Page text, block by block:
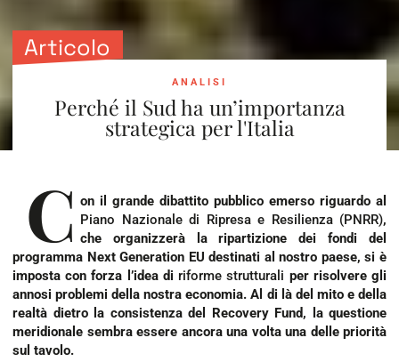
Articolo
ANALISI
Perché il Sud ha un’importanza
strategica per l'Italia
C on il grande dibattito pubblico emerso riguardo al
Piano Nazionale di Ripresa e Resilienza (PNRR),
che organizzerà la ripartizione dei fondi del
programma Next Generation EU destinati al nostro paese, si è
imposta con forza l’idea di riforme strutturali per risolvere gli
annosi problemi della nostra economia. Al di là del mito e della
realtà dietro la consistenza del Recovery Fund, la questione
meridionale sembra essere ancora una volta una delle priorità
sul tavolo.